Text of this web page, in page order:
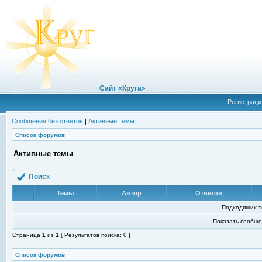
Сайт «Круга»
Сообщения без ответов | Активные темы
Список форумов
Активные темы
Поиск
Темы Автор Ответов
Подходящих
Показать
Страница 1 из 1 [ Результатов поиска: 0 ]
Список форумов